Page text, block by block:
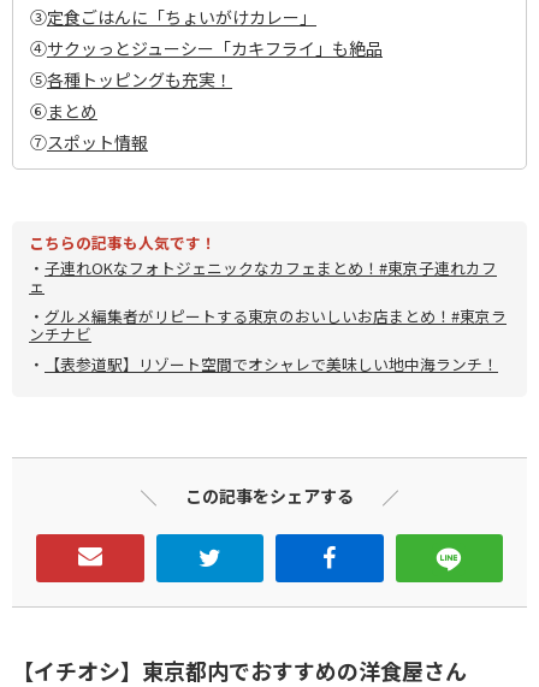
③定食ごはんに「ちょいがけカレー」
④サクッっとジューシー「カキフライ」も絶品
⑤各種トッピングも充実！
⑥まとめ
⑦スポット情報
こちらの記事も人気です！
・ 子連れOKなフォトジェニックなカフェまとめ！#東京子連れカフ
ェ
・ グルメ編集者がリピートする東京のおいしいお店まとめ！#東京ラ
ンチナビ
・
【表参道駅】リゾート空間でオシャレで美味しい地中海ランチ！
この記事をシェアする
【イチオシ】東京都内でおすすめの洋食屋さん